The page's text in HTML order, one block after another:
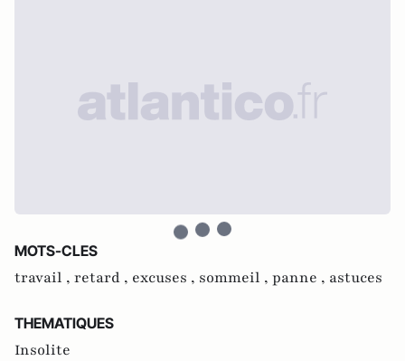
MOTS-CLES
travail , retard , excuses , sommeil , panne , astuces
THEMATIQUES
Insolite